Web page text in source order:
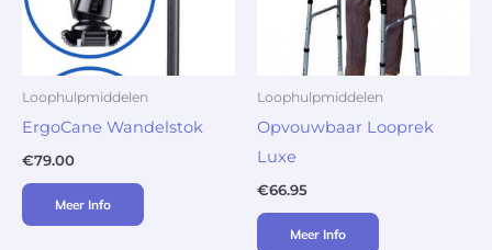
Loophulpmiddelen
ErgoCane Wandelstok
€79.00
Meer Info
Loophulpmiddelen
Opvouwbaar Looprek
Luxe
€66.95
Meer Info